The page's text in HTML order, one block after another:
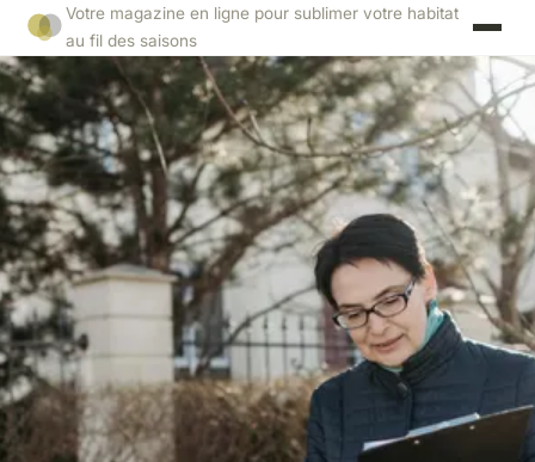
Votre magazine en ligne pour sublimer votre habitat
au fil des saisons